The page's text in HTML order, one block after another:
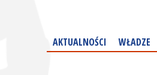
AKTUALNOŚCI WŁADZE